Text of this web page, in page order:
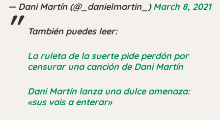
— Dani Martín (@_danielmartin_)March 8, 2021
También puedes leer:
La ruleta de la suerte pide perdón por
censurar una canción de Dani Martín
Dani Martín lanza una dulce amenaza:
«sus vais a enterar»